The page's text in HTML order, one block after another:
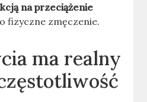
na przeciążenie
fizyczne zmęczenie.
ma realny